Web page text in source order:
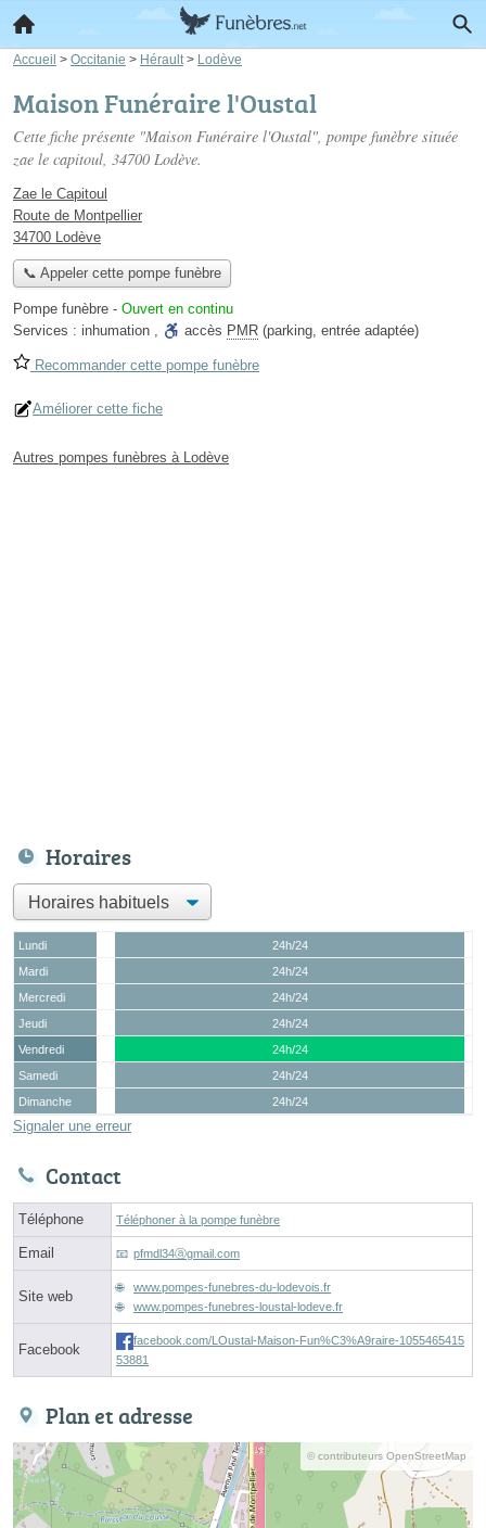
Accueil > Occitanie > Hérault > Lodève
Maison Funéraire l'Oustal
Cette fiche présente "Maison Funéraire l'Oustal", pompe funèbre située
zae le capitoul, 34700 Lodève.
Zae le Capitoul
Route de Montpellier
34700 Lodève
📞 Appeler cette pompe funèbre
Pompe funèbre - Ouvert en continu
Services : inhumation , accès PMR (parking, entrée adaptée)
Recommander cette pompe funèbre
Améliorer cette fiche
Autres pompes funèbres à Lodève
Horaires
Lundi
24h/24
Mardi
24h/24
Mercredi
24h/24
Jeudi
24h/24
Vendredi
24h/24
Samedi
24h/24
Dimanche
24h/24
Signaler une erreur
Contact
Téléphone Téléphoner à la pompe funèbre
Email pfmdl34ⓐgmail.com
Site web
www.pompes-funebres-du-lodevois.fr
www.pompes-funebres-loustal-lodeve.fr
Facebook
facebook.com/LOustal-Maison-Fun%C3%A9raire-1055465415
53881
Plan et adresse
© contributeurs OpenStreetMap